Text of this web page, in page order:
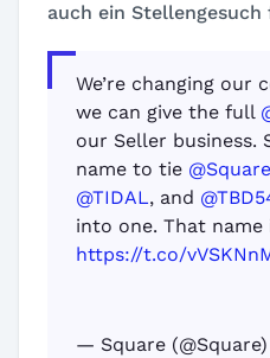
auch ein
We’re changing our
we can give the full
our Seller business.
name to tie @Square
@TIDAL, and
into one. That name
https://t.co/
— Square (@Square)